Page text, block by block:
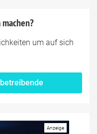
um auf sich